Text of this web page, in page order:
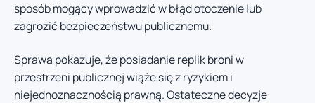
sposób mogący wprowadzić w błąd otoczenie lub
zagrozić bezpieczeństwu publicznemu.
Sprawa pokazuje, że posiadanie replik broni w
przestrzeni publicznej wiąże się z ryzykiem i
niejednoznacznością prawną. Ostateczne decyzje